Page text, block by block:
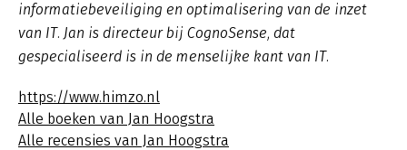
informatiebeveiliging en optimalisering van de inzet
van IT. Jan is directeur bij CognoSense, dat
gespecialiseerd is in de menselijke kant van IT.
https://www.himzo.nl
Alle boeken van Jan Hoogstra
Alle recensies van Jan Hoogstra